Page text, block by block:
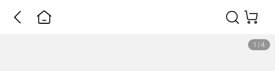
1 /4